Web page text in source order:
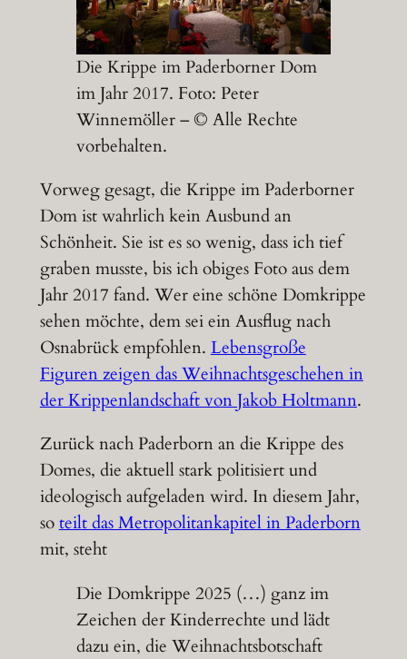
Die Krippe im Paderborner Dom
im Jahr 2017. Foto: Peter
Winnemöller – © Alle Rechte
vorbehalten.
Vorweg gesagt, die Krippe im Paderborner
Dom ist wahrlich kein Ausbund an
Schönheit. Sie ist es so wenig, dass ich tief
graben musste, bis ich obiges Foto aus dem
Jahr 2017 fand. Wer eine schöne Domkrippe
sehen möchte, dem sei ein Ausflug nach
Osnabrück empfohlen. Lebensgroße
Figuren zeigen das Weihnachtsgeschehen in
der Krippenlandschaft von Jakob Holtmann.
Zurück nach Paderborn an die Krippe des
Domes, die aktuell stark politisiert und
ideologisch aufgeladen wird. In diesem Jahr,
soteilt das Metropolitankapitel in Paderborn
mit, steht
Die Domkrippe 2025 (…) ganz im
Zeichen der Kinderrechte und lädt
dazu ein, die Weihnachtsbotschaft